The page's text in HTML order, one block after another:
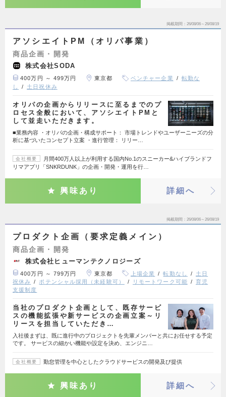
掲載期間 26/08/06～26/08/19
アソシエイトPM（オリパ事業）
商品企画・開発
株式会社SODA
400万円 ～ 499万円 東京都 ベンチャー企業
転勤な
し
土日祝休み
オリパの企画からリリースに至るまでのプ
ロセス全般において、アソシエイトPMと
して並走いただきます。
■業務内容 ・オリパの企画・構成サポート： 市場トレンドやユーザーニーズの分
析に基づいたコンセプト立案 ・進行管理： リリー…
会社概要
月間400万人以上が利用する国内No.1のスニーカー&ハイブランドフ
リマアプリ「SNKRDUNK」の企画・開発・運用を行…
興味あり 詳細へ
掲載期間 26/08/06～26/08/19
プロダクト企画（要求定義メイン）
商品企画・開発
株式会社ヒューマンテクノロジーズ
400万円 ～ 799万円 東京都 上場企業 転勤なし
土日
祝休み
ポテンシャル採用（未経験可） リモートワーク可能
育児
支援制度
当社のプロダクト企画として、既存サービ
スの機能拡張や新サービスの企画立案～リ
リースを担当していただき…
入社後まずは、既に進行中のプロジェクトを先輩メンバーと共にお任せする予定
です。 サービスの細かい機能や設定を決め、エンジニ…
会社概要 勤怠管理を中心としたクラウドサービスの開発及び提供
興味あり 詳細へ